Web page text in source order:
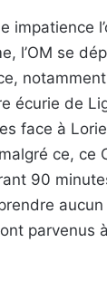
l’OM se
écurie de
face à
ce, ce
90
parvenus